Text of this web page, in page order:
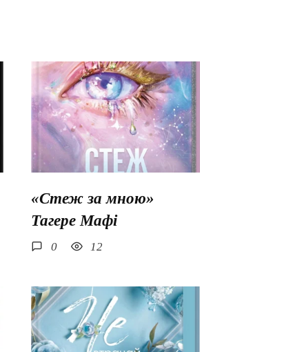
«Стеж за мною»
Тагере Мафі
0 12